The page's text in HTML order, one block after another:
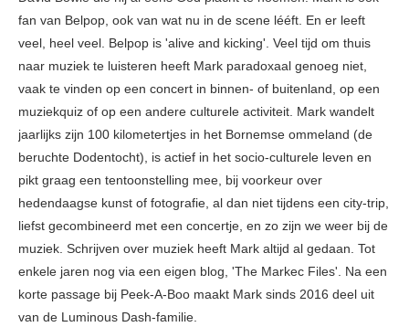
fan van Belpop, ook van wat nu in de scene lééft. En er leeft
veel, heel veel. Belpop is 'alive and kicking'. Veel tijd om thuis
naar muziek te luisteren heeft Mark paradoxaal genoeg niet,
vaak te vinden op een concert in binnen- of buitenland, op een
muziekquiz of op een andere culturele activiteit. Mark wandelt
jaarlijks zijn 100 kilometertjes in het Bornemse ommeland (de
beruchte Dodentocht), is actief in het socio-culturele leven en
pikt graag een tentoonstelling mee, bij voorkeur over
hedendaagse kunst of fotografie, al dan niet tijdens een city-trip,
liefst gecombineerd met een concertje, en zo zijn we weer bij de
muziek. Schrijven over muziek heeft Mark altijd al gedaan. Tot
enkele jaren nog via een eigen blog, 'The Markec Files'. Na een
korte passage bij Peek-A-Boo maakt Mark sinds 2016 deel uit
van de Luminous Dash-familie.